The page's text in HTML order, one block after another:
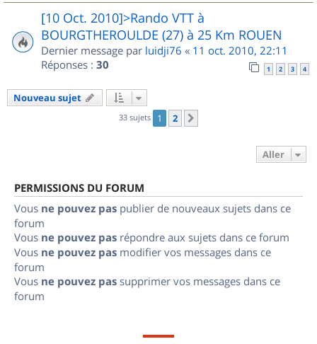
[10 Oct. 2010]>Rando VTT à
BOURGTHEROULDE (27) à 25 Km ROUEN
Dernier message par luidji76 « 11 oct. 2010, 22:11
Réponses : 30 1 2 3 4
Nouveau sujet
33 sujets 1 2
Aller
PERMISSIONS DU FORUM
Vous ne pouvez pas publier de nouveaux sujets dans ce
forum
Vous ne pouvez pas répondre aux sujets dans ce forum
Vous ne pouvez pas modifier vos messages dans ce
forum
Vous ne pouvez pas supprimer vos messages dans ce
forum